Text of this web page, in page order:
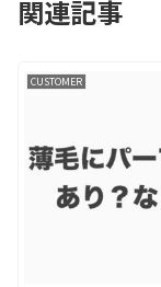
関連記事
CUSTOMER